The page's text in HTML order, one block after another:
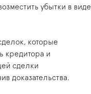
убытки в виде
которые
кредитора и
сделки
доказательства.